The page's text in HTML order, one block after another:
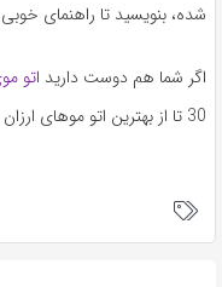
شده، بنویسید تا راهنمای خوبی
اگر شما هم دوست دارید اتو
30 تا از بهترین اتو موهای ارزان را به شما معرفی کرده است.